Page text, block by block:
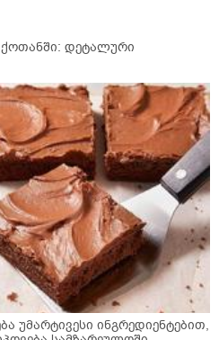
დეტალური
უმარტივესი ინგრედიენტებით,